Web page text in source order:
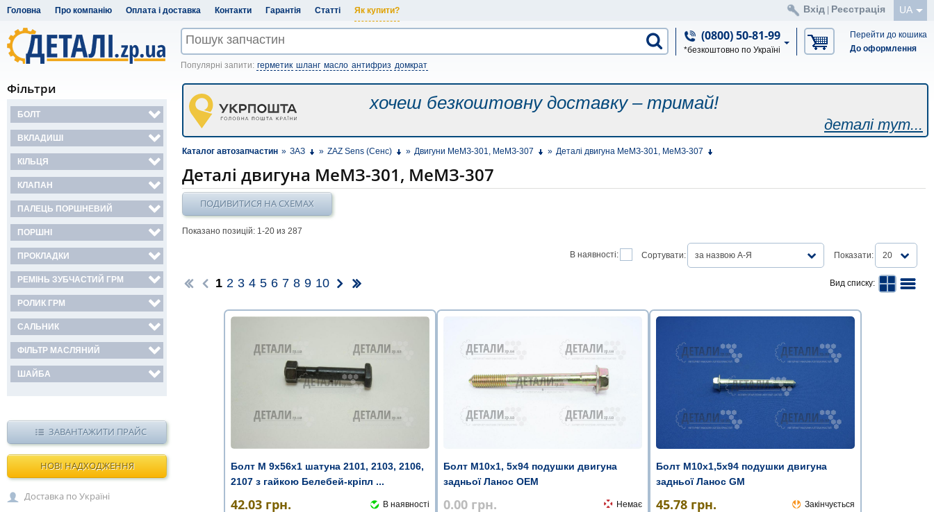
Головна Про компанію Оплата і доставка Контакти Гарантія Статті Як купити? UA
Вхід Реєстрація
(0800) 50-81-99
*безкоштовно по Україні
Перейти до кошика
До оформлення
Популярні запити: герметик шланг масло антифриз домкрат
хочеш безкоштовну доставку – тримай!
деталі тут...
Каталог автозапчастин » ЗАЗ » ZAZ Sens (Сенс) » Двигуни МеМЗ-301, МеМЗ-307 » Деталі двигуна МеМЗ-301, МеМЗ-307
Деталі двигуна МеМЗ-301, МеМЗ-307
ПОДИВИТИСЯ НА СХЕМАХ
Показано позицій: 1-20 из 287
В наявності: Сортувати: за назвою А-Я Показати: 20
1 2 3 4 5 6 7 8 9 10 Вид списку:
Болт М 9х56х1 шатуна 2101, 2103, 2106,
2107 з гайкою Белебей-кріпл ...
42.03 грн. В наявності
Болт М10х1, 5х94 подушки двигуна
задньої Ланос OEM
0.00 грн. Немає
Болт М10х1,5х94 подушки двигуна
задньої Ланос GM
45.78 грн. Закінчується
Фільтри
БОЛТ
ВКЛАДИШІ
КІЛЬЦЯ
КЛАПАН
ПАЛЕЦЬ ПОРШНЕВИЙ
ПОРШНІ
ПРОКЛАДКИ
РЕМІНЬ ЗУБЧАСТИЙ ГРМ
РОЛИК ГРМ
САЛЬНИК
ФІЛЬТР МАСЛЯНИЙ
ШАЙБА
ЗАВАНТАЖИТИ ПРАЙС
НОВІ НАДХОДЖЕННЯ
Доставка по Україні